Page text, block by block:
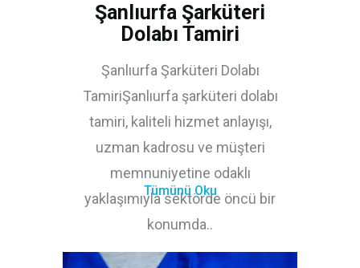
Şanlıurfa Şarküteri
Dolabı Tamiri
Şanlıurfa Şarküteri Dolabı
TamiriŞanlıurfa şarküteri dolabı
tamiri, kaliteli hizmet anlayışı,
uzman kadrosu ve müşteri
memnuniyetine odaklı
yaklaşımıyla sektörde öncü bir
konumda..
Tümünü Oku